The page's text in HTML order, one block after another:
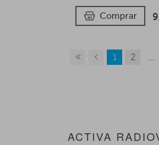
Comprar
1 2 ...
ACTIVA